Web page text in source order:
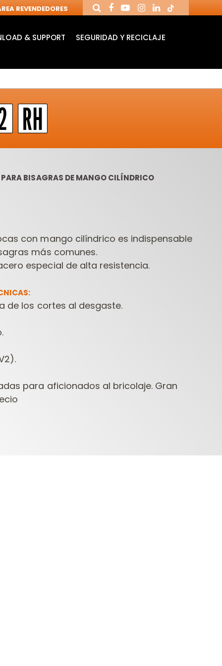
REVENDEDORES
PARA
& SUPPORT
SEGURIDAD Y RECICLAJE
PARA BISAGRAS DE MANGO CILÍNDRICO
con mango cilíndrico es indispensable
más comunes.
especial de alta resistencia.
de los cortes al desgaste.
para aficionados al bricolaje. Gran